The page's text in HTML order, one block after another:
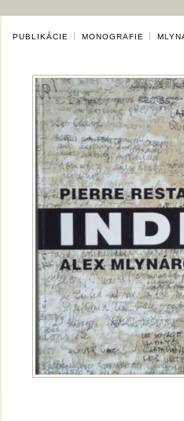
PUBLIKÁCIE MONOGRAFIE